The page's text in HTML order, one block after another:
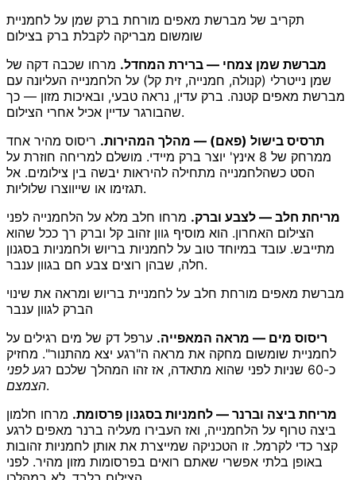
תקריב של מברשת מאפים מורחת ברק שמן על לחמניית
שומשום מבריקה לקבלת ברק בצילום
מברשת שמן צמחי — ברירת המחדל. מרחו שכבה דקה של
שמן נייטרלי (קנולה, חמנייה, זית קל) על הלחמנייה העליונה עם
מברשת מאפים קטנה. ברק עדין, נראה טבעי, ובאיכות מזון — כך
שהבורגר עדיין אכיל אחרי הצילום.
תרסיס בישול (פאם) — מהלך המהירות. ריסוס מהיר אחד
ממרחק של 8 אינץ' יוצר ברק מיידי. מושלם למריחה חוזרת על
הסט כשהלחמנייה מתחילה להיראות יבשה בין צילומים. אל
תגזימו או שייווצרו שלוליות.
מריחת חלב — לצבע וברק. מרחו חלב מלא על הלחמנייה לפני
הצילום האחרון. הוא מוסיף גוון זהוב קל וברק רך ככל שהוא
מתייבש. עובד במיוחד טוב על לחמניות בריוש ולחמניות בסגנון
חלה, שבהן רוצים צבע חם בגוון ענבר.
מברשת מאפים מורחת חלב על לחמניית בריוש ומראה את שינוי
הברק לגוון ענבר
ריסוס מים — מראה המאפייה. ערפל דק של מים רגילים על
לחמניית שומשום מחקה את מראה ה"רגע יצא מהתנור". מחזיק
כ-60 שניות לפני שהוא מתאדה, אז זהו המהלך שלכם
רגע לפני
הצמצם.
מריחת ביצה וברנר — לחמניות בסגנון פרסומת. מרחו חלמון
ביצה טרוף על הלחמנייה, ואז העבירו מעליה ברנר מאפים לרגע
קצר כדי לקרמל. זו הטכניקה שמייצרת את אותן לחמניות זהובות
באופן בלתי אפשרי שאתם רואים בפרסומות מזון מהיר. לפני